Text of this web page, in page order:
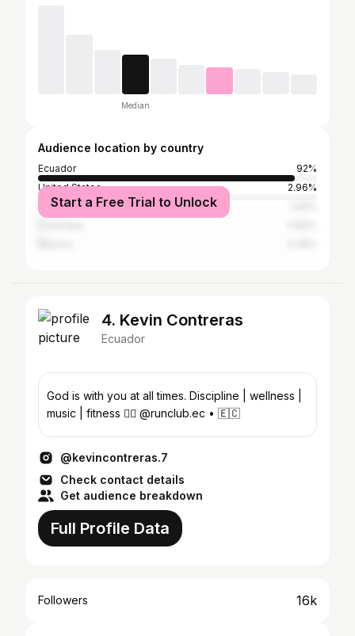
Median
Audience location by country
Ecuador
92%
United States
2.96%
Spain
Start a Free Trial to Unlock
4. Kevin Contreras
Ecuador
God is with you at all times. Discipline | wellness |
music | fitness 🏋🏻 @runclub.ec • 🇪🇨
@kevincontreras.7
Check contact details
Get audience breakdown
Full Profile Data
Followers 16k